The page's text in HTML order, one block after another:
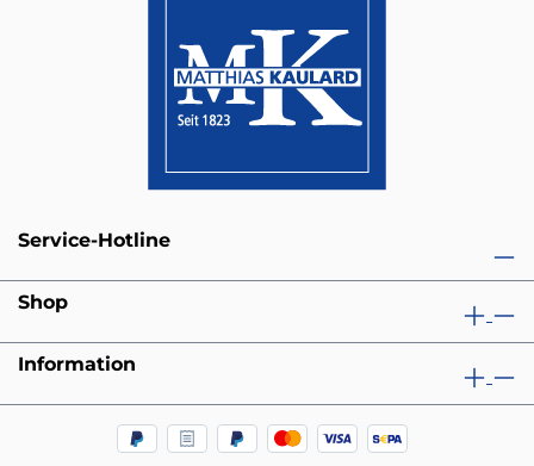
Service-Hotline
Shop
Information